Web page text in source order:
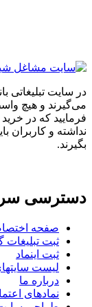
در سایت تبلیغاتی
می‌گیرند و هیچ
فرمایید که در
نداشته و کاربران
بگیرند.
دسترسی
صفحه
ثبت تبلیغات
ثبت اینماد
لیست
درباره ما
نمادهای